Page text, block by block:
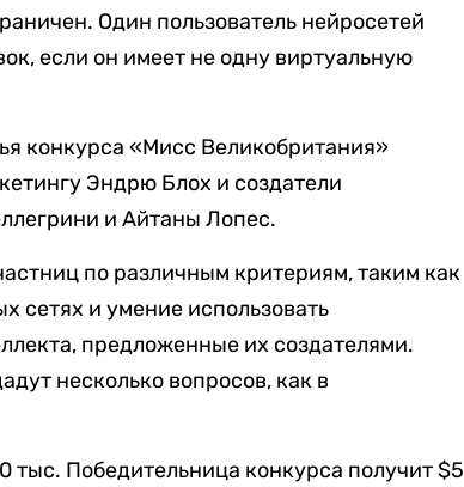
Один пользователь нейросетей
если он имеет не одну виртуальную
конкурса «Мисс Великобритания»
Эндрю Блох и создатели
и Айтаны Лопес.
по различным критериям, таким как
сетях и умение использовать
предложенные их создателями.
несколько вопросов, как в
Победительница конкурса получит $5